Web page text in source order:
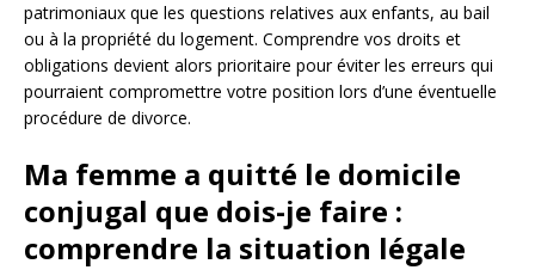
patrimoniaux que les questions relatives aux enfants, au bail
ou à la propriété du logement. Comprendre vos droits et
obligations devient alors prioritaire pour éviter les erreurs qui
pourraient compromettre votre position lors d’une éventuelle
procédure de divorce.
Ma femme a quitté le domicile
conjugal que dois-je faire :
comprendre la situation légale